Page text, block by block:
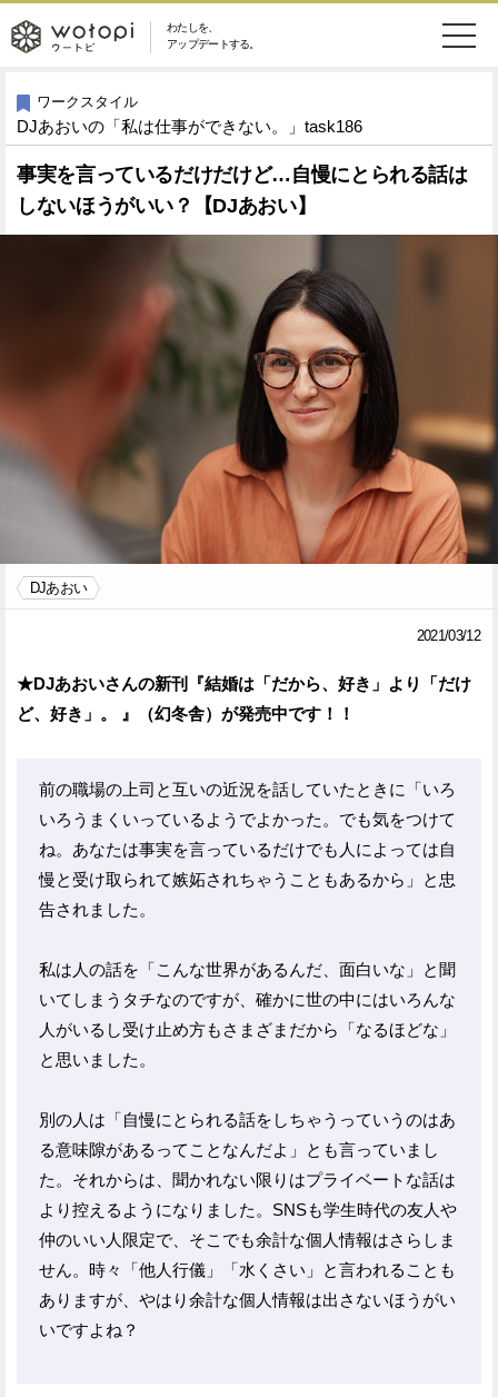
わたしを、
アップデートする。
wotopi
-
ウ
ー
メ
ニ
ュ
ー
恋愛・結婚
美容・コスメ 妊娠・出産
健康
ソーシャル SDGs
検
索
ウートピとは？
Facebook
る
Twitter
る
ワークスタイル
DJあおいの「私は仕事ができない。」task186
事実を言っているだけだけど…自慢にとられる話は
しないほうがいい？【DJあおい】
DJあおい
2021/03/12
★DJあおいさんの新刊『結婚は「だから、好き」より「だけ
ど、好き」。 』（幻冬舎）が発売中です！！
前の職場の上司と互いの近況を話していたときに「いろ
いろうまくいっているようでよかった。でも気をつけて
ね。あなたは事実を言っているだけでも人によっては自
慢と受け取られて嫉妬されちゃうこともあるから」と忠
告されました。
私は人の話を「こんな世界があるんだ、面白いな」と聞
いてしまうタチなのですが、確かに世の中にはいろんな
人がいるし受け止め方もさまざまだから「なるほどな」
と思いました。
別の人は「自慢にとられる話をしちゃうっていうのはあ
る意味隙があるってことなんだよ」とも言っていまし
た。それからは、聞かれない限りはプライベートな話は
より控えるようになりました。SNSも学生時代の友人や
仲のいい人限定で、そこでも余計な個人情報はさらしま
せん。時々「他人行儀」「水くさい」と言われることも
ありますが、やはり余計な個人情報は出さないほうがい
いですよね？